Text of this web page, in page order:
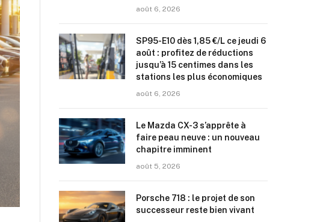
août 6, 2026
SP95-E10 dès 1,85 €/L ce jeudi 6
août : profitez de réductions
jusqu’à 15 centimes dans les
stations les plus économiques
août 6, 2026
Le Mazda CX-3 s’apprête à
faire peau neuve : un nouveau
chapitre imminent
août 5, 2026
Porsche 718 : le projet de son
successeur reste bien vivant